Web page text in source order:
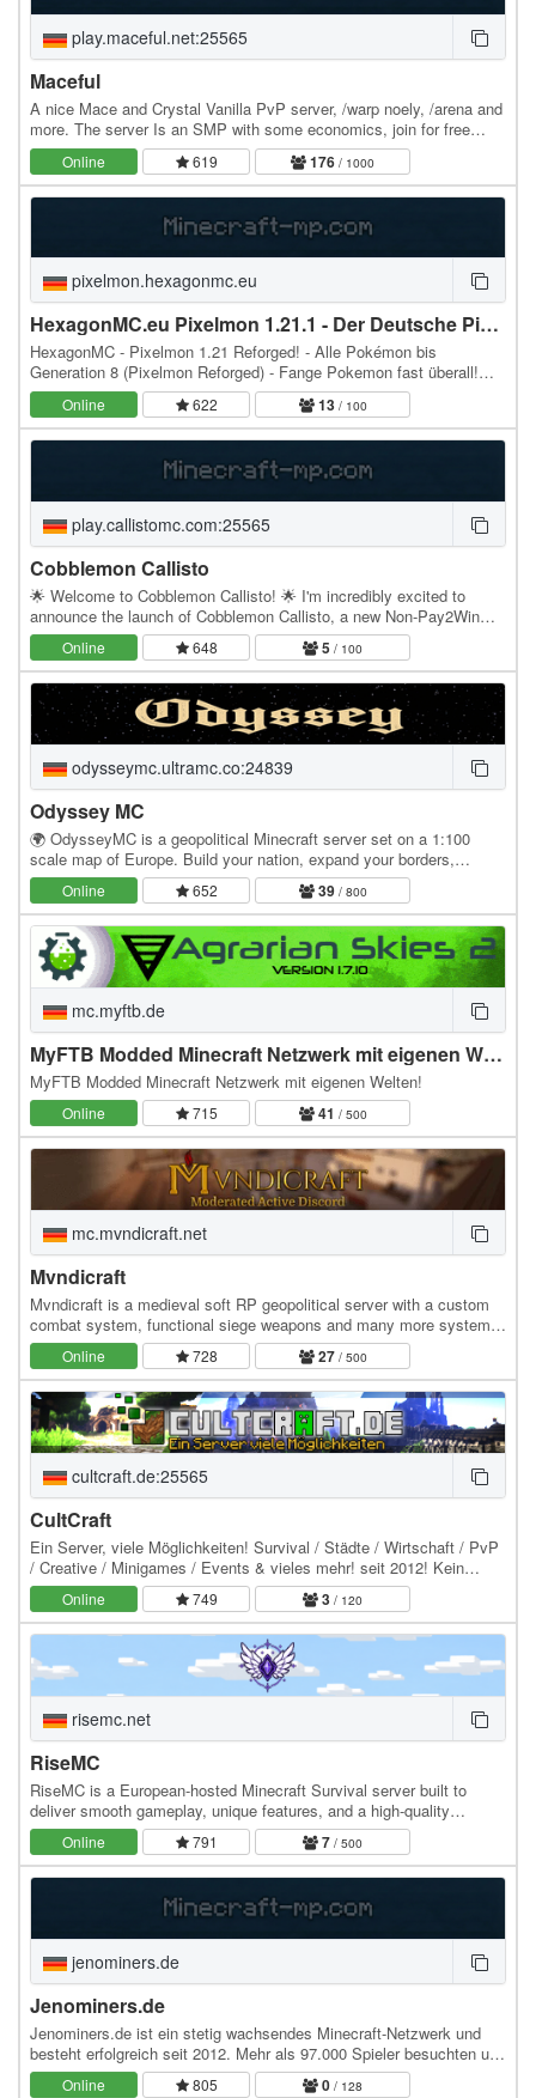
play.maceful.net:25565
Maceful
A nice Mace and Crystal Vanilla PvP server, /warp noely, /arena and
more. The server Is an SMP with some economics, join for free
rank! Also, the server has a /shop and…
Online 619 176 / 1000
pixelmon.hexagonmc.eu
HexagonMC.eu Pixelmon 1.21.1 - Der Deutsche Pixelmon-Server
HexagonMC - Pixelmon 1.21 Reforged! - Alle Pokémon bis
Generation 8 (Pixelmon Reforged) - Fange Pokemon fast überall!
Auch Legendäre! - Schaffst du es, alle zu fangen? -…
Online 622 13/ 100
play.callistomc.com:25565
Cobblemon Callisto
🌟 Welcome to Cobblemon Callisto! 🌟 I'm incredibly excited to
announce the launch of Cobblemon Callisto, a new Non-Pay2Win
survival server built from the ground up for a…
Online 648 5 / 100
odysseymc.ultramc.co:24839
Odyssey MC
🌍 OdysseyMC is a geopolitical Minecraft server set on a 1:100
scale map of Europe. Build your nation, expand your borders,
manage your economy, form alliances, and shape…
Online 652 39/ 800
mc.myftb.de
MyFTB Modded Minecraft Netzwerk mit eigenen Welten
MyFTB Modded Minecraft Netzwerk mit eigenen Welten!
Online 715 41 / 500
mc.mvndicraft.net
Mvndicraft
Mvndicraft is a medieval soft RP geopolitical server with a custom
combat system, functional siege weapons and many more systems
which seek to help recreate the…
Online 728 27/ 500
cultcraft.de:25565
CultCraft
Ein Server, viele Möglichkeiten! Survival / Städte / Wirtschaft / PvP
/ Creative / Minigames / Events & vieles mehr! seit 2012! Kein
Pay2Win! Keine Freischaltung:…
Online 749 3 / 120
risemc.net
RiseMC
RiseMC is a European-hosted Minecraft Survival server built to
deliver smooth gameplay, unique features, and a high-quality
experience. Join a friendly and active…
Online 791 7 / 500
jenominers.de
Jenominers.de
Jenominers.de ist ein stetig wachsendes Minecraft-Netzwerk und
besteht erfolgreich seit 2012. Mehr als 97.000 Spieler besuchten uns
bereits und haben ihr Vermächtnis in…
Online 805 0 / 128